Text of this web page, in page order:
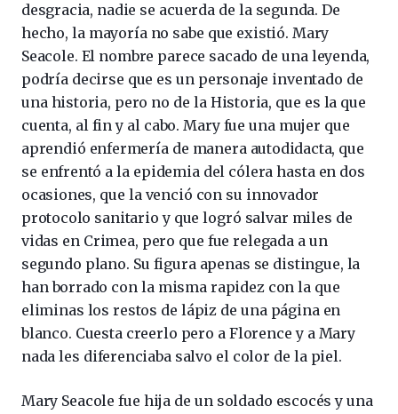
desgracia, nadie se acuerda de la segunda. De
hecho, la mayoría no sabe que existió. Mary
Seacole. El nombre parece sacado de una leyenda,
podría decirse que es un personaje inventado de
una historia, pero no de la Historia, que es la que
cuenta, al fin y al cabo. Mary fue una mujer que
aprendió enfermería de manera autodidacta, que
se enfrentó a la epidemia del cólera hasta en dos
ocasiones, que la venció con su innovador
protocolo sanitario y que logró salvar miles de
vidas en Crimea, pero que fue relegada a un
segundo plano. Su figura apenas se distingue, la
han borrado con la misma rapidez con la que
eliminas los restos de lápiz de una página en
blanco. Cuesta creerlo pero a Florence y a Mary
nada les diferenciaba salvo el color de la piel.
Mary Seacole fue hija de un soldado escocés y una